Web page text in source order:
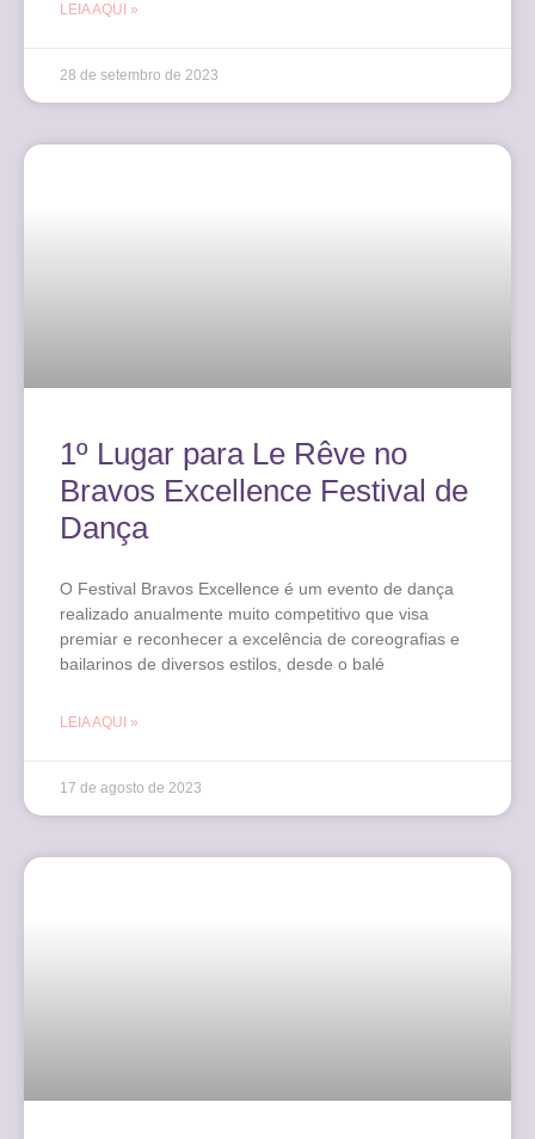
LEIA AQUI »
28 de setembro de 2023
1º Lugar para Le Rêve no
Bravos Excellence Festival de
Dança
O Festival Bravos Excellence é um evento de dança
realizado anualmente muito competitivo que visa
premiar e reconhecer a excelência de coreografias e
bailarinos de diversos estilos, desde o balé
LEIA AQUI »
17 de agosto de 2023